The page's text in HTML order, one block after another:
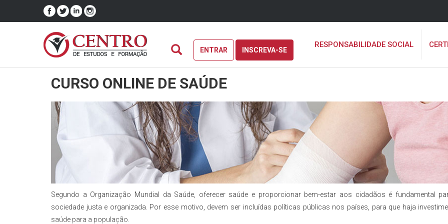
ENTRAR INSCREVA-SE
RESPONSABILIDADE SOCIAL
CURSO ONLINE DE SAÚDE
Segundo a Organização Mundial da Saúde, oferecer saúde e proporcionar bem-estar aos cidadãos é fundamental
sociedade justa e organizada. Por esse motivo, devem ser incluídas políticas públicas nos países, para que haja
saúde para a população.